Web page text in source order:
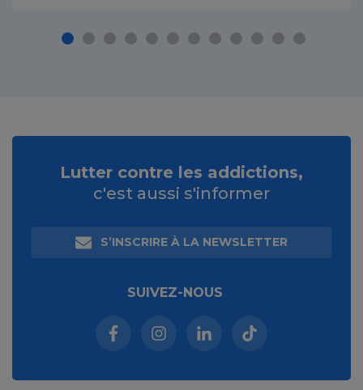
Lutter contre les addictions,
c'est aussi s'informer
S’INSCRIRE À LA NEWSLETTER
SUIVEZ-NOUS
Facebook (nouvelle fenêtre)
Instagram (nouvelle fenêtre)
Linkedin (nouvelle
Tiktok (nouvelle